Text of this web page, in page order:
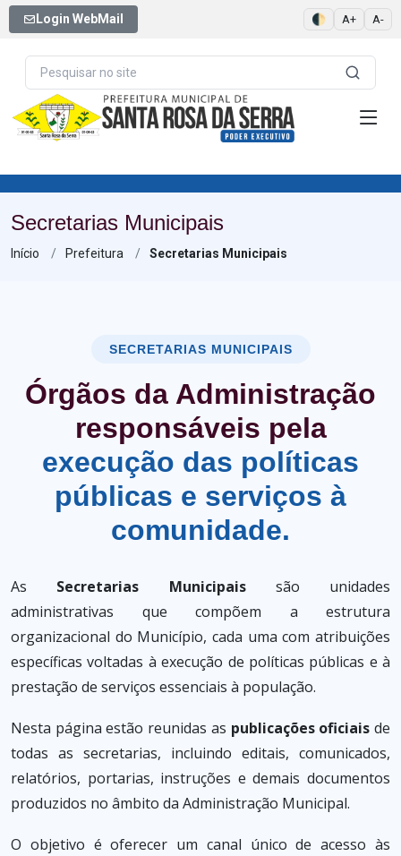
Login WebMail 🌓 A+ A-
Secretarias Municipais
Início Prefeitura Secretarias Municipais
SECRETARIAS MUNICIPAIS
Órgãos da Administração
responsáveis pela
execução das políticas
públicas e serviços à
comunidade.
As Secretarias Municipaissão unidades
administrativas que compõem a estrutura
organizacional do Município, cada uma com atribuições
específicas voltadas à execução de políticas públicas e à
prestação de serviços essenciais à população.
Nesta página estão reunidas as publicações oficiais de
todas as secretarias, incluindo editais, comunicados,
relatórios, portarias, instruções e demais documentos
produzidos no âmbito da Administração Municipal.
O objetivo é oferecer um canal único de acesso às